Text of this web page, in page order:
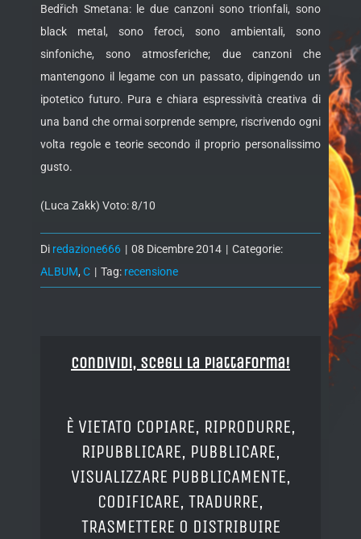
Bedřich Smetana: le due canzoni sono trionfali, sono
black metal, sono feroci, sono ambientali, sono
sinfoniche, sono atmosferiche; due canzoni che
mantengono il legame con un passato, dipingendo un
ipotetico futuro. Pura e chiara espressività creativa di
una band che ormai sorprende sempre, riscrivendo ogni
volta regole e teorie secondo il proprio personalissimo
gusto.
(Luca Zakk) Voto: 8/10
Di redazione666 | 08 Dicembre 2014 | Categorie:
ALBUM, C | Tag: recensione
Condividi, Scegli la piattaforma!
È VIETATO COPIARE, RIPRODURRE,
RIPUBBLICARE, PUBBLICARE,
VISUALIZZARE PUBBLICAMENTE,
CODIFICARE, TRADURRE,
TRASMETTERE O DISTRIBUIRE